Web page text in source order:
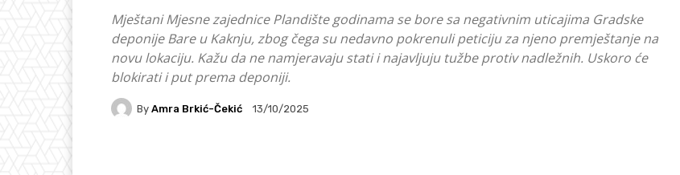
Mještani Mjesne zajednice Plandište godinama se bore sa negativnim uticajima Gradske
deponije Bare u Kaknju, zbog čega su nedavno pokrenuli peticiju za njeno premještanje na
novu lokaciju. Kažu da ne namjeravaju stati i najavljuju tužbe protiv nadležnih. Uskoro će
blokirati i put prema deponiji.
By Amra Brkić-Čekić 13/10/2025